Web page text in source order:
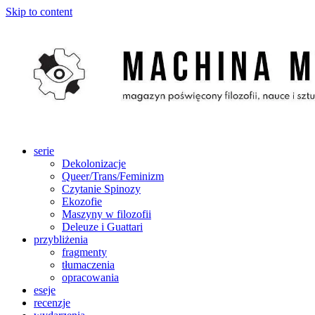
Skip to content
serie
Dekolonizacje
Queer/Trans/Feminizm
Czytanie Spinozy
Ekozofie
Maszyny w filozofii
Deleuze i Guattari
przybliżenia
fragmenty
tłumaczenia
opracowania
eseje
recenzje